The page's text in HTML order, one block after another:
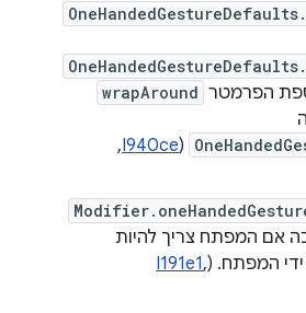
הפרמטר wrapAround
(
I940ce
, ‏
אם המפתח צריך להיות
המפתח. ( I191e1,